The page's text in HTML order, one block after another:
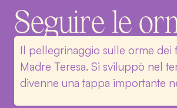
Seguire le
Il pellegrinaggio sulle orme
Madre Teresa. Si sviluppò nel
divenne una tappa importante